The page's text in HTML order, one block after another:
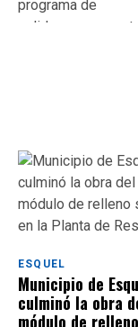
ESQUEL
Municipio de
culminó la obra
módulo de relleno